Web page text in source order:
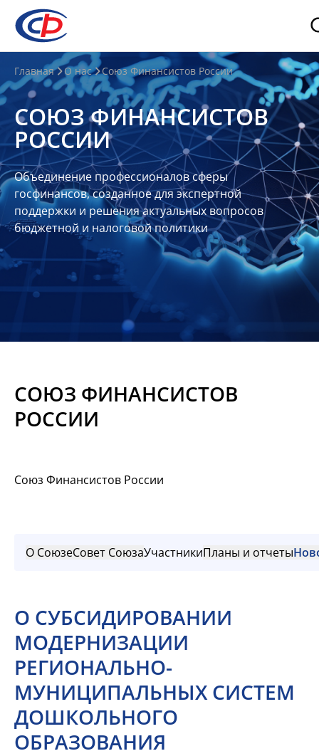
О
нас
О
СФР
Совет
Союза
Участники
Планы
отчеты
Контакты
Материалы
Главная О нас Союз Финансистов России
СОЮЗ ФИНАНСИСТОВ
РОССИИ
Объединение профессионалов сферы
госфинансов, созданное для экспертной
поддержки и решения актуальных вопросов
бюджетной и налоговой политики
СОЮЗ ФИНАНСИСТОВ
РОССИИ
Союз Финансистов России
О СоюзеСовет СоюзаУчастникиПланы и отчеты
О СУБСИДИРОВАНИИ
МОДЕРНИЗАЦИИ
РЕГИОНАЛЬНО-
МУНИЦИПАЛЬНЫХ СИСТЕМ
ДОШКОЛЬНОГО
ОБРАЗОВАНИЯ